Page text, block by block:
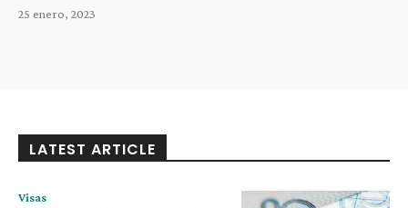
25 enero, 2023
LATEST ARTICLE
Visas